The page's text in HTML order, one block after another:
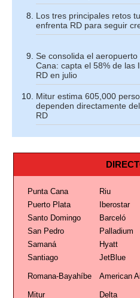
Los tres principales retos
enfrenta RD para seguir
Se consolida el aeropuerto
Cana: capta el 58% de las
RD en julio
Mitur estima 605,000
dependen directamente
RD
Punta Cana Riu
Puerto Plata
Iberostar
Santo Domingo
Barceló
San Pedro
Palladium
Samaná
Hyatt
Santiago
JetBlue
Romana-Bayahíbe American
Mitur
Delta